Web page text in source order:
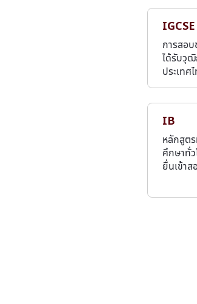
IGCSE
การสอ
ได้รับวุฒิ
ประเทศ
IB
หลักสูต
ศึกษาทั่ว
ยื่นเข้า